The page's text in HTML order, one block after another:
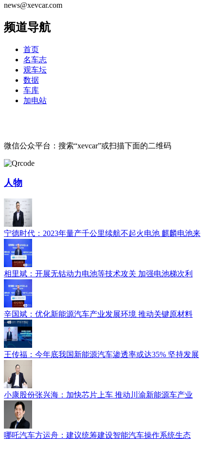
news@xevcar.com
频道导航
首页
名车志
观车坛
数据
车库
加电站
微信公众平台：搜索“xevcar”或扫描下面的二维码
人物
宁德时代：2023年量产千公里续航不起火电池 麒麟电池来
相里斌：开展无钴动力电池等技术攻关 加强电池梯次利
辛国斌：优化新能源汽车产业发展环境 推动关键原材料
王传福：今年底我国新能源汽车渗透率或达35% 坚持发展
小康股份张兴海：加快芯片上车 推动川渝新能源车产业
哪吒汽车方运舟：建议统筹建设智能汽车操作系统生态